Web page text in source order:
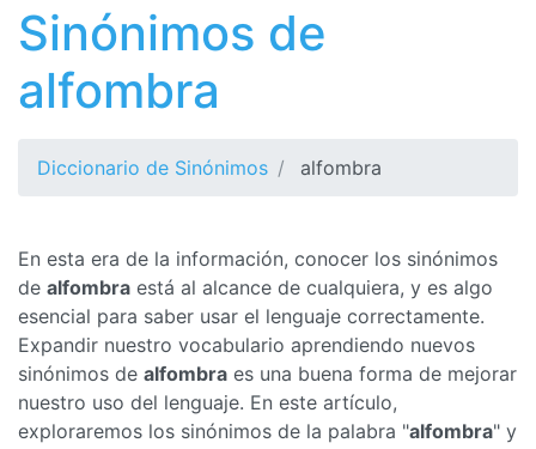
Sinónimos de
alfombra
Diccionario de Sinónimos alfombra
En esta era de la información, conocer los sinónimos
de alfombra está al alcance de cualquiera, y es algo
esencial para saber usar el lenguaje correctamente.
Expandir nuestro vocabulario aprendiendo nuevos
sinónimos de alfombra es una buena forma de mejorar
nuestro uso del lenguaje. En este artículo,
exploraremos los sinónimos de la palabra "alfombra" y